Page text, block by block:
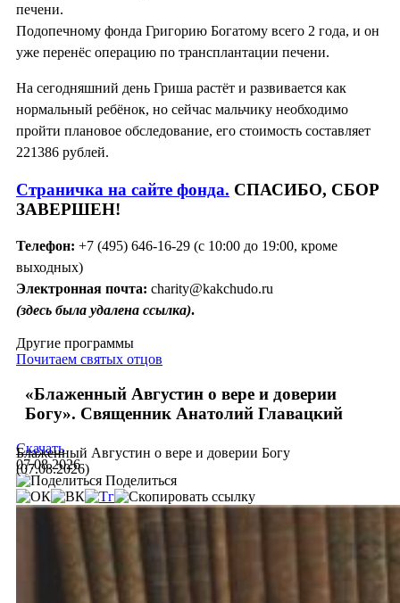
печени.
Подопечному фонда Григорию Богатому всего 2 года, и он
уже перенёс операцию по трансплантации печени.
На сегодняшний день Гриша растёт и развивается как
нормальный ребёнок, но сейчас мальчику необходимо
пройти плановое обследование, его стоимость составляет
221386 рублей.
Страничка на сайте фонда. СПАСИБО, СБОР
ЗАВЕРШЕН!
Телефон: +7 (495) 646-16-29 (с 10:00 до 19:00, кроме
выходных)
Электронная почта: charity@kakchudo.ru
(здесь была удалена ссылка).
Другие программы
Почитаем святых отцов
«Блаженный Августин о вере и доверии
Богу». Священник Анатолий Главацкий
Блаженный Августин о вере и доверии Богу
(07.08.2026)
Скачать
07.08.2026
Поделиться